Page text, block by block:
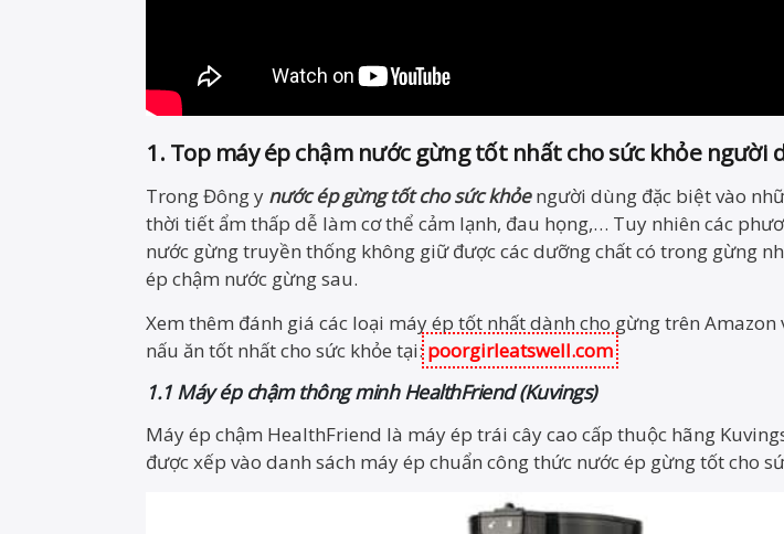
1. Top máy ép chậm nước gừng tốt nhất cho sức khỏe người
Trong Đông y nước ép gừng tốt cho sức khỏengười dùng đặc biệt vào
thời tiết ẩm thấp dễ làm cơ thể cảm lạnh, đau họng,… Tuy nhiên các
nước gừng truyền thống không giữ được các dưỡng chất có trong gừng
ép chậm nước gừng sau.
Xem thêm đánh giá các loại máy ép tốt nhất dành cho gừng trên Amazon
nấu ăn tốt nhất cho sức khỏe tại:poorgirleatswell.com
1.1 Máy ép chậm thông minh HealthFriend (Kuvings)
Máy ép chậm HealthFriend là máy ép trái cây cao cấp thuộc hãng
được xếp vào danh sách máy ép chuẩn công thức nước ép gừng tốt cho